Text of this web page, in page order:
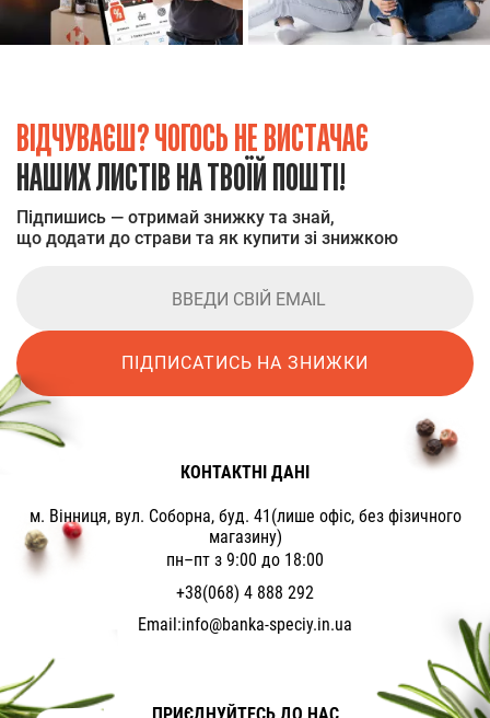
ВІДЧУВАЄШ? ЧОГОСЬ НЕ ВИСТАЧАЄ
НАШИХ ЛИСТІВ НА ТВОЇЙ ПОШТІ!
Підпишись — отримай знижку та знай,
що додати до страви та як купити зі знижкою
ПІДПИСАТИСЬ НА ЗНИЖКИ
КОНТАКТНІ ДАНІ
м. Вінниця, вул. Соборна, буд. 41(лише офіс, без фізичного
магазину)
пн–пт з 9:00 до 18:00
+38(068) 4 888 292
Email:info@banka-speciy.in.ua